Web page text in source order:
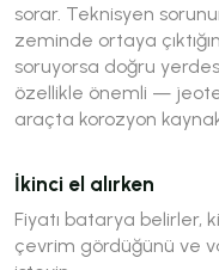
sorar. Teknisyen
zeminde ortaya
soruyorsa doğru
özellikle önemli —
araçta korozyon
İkinci el alırken
Fiyatı batarya belirler,
çevrim gördüğünü ve